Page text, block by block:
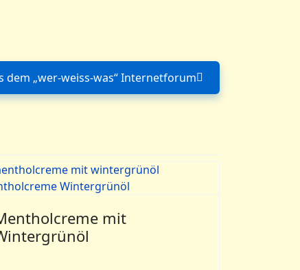
Nächster Beitrag: Sauerstoffwasser – Dialog aus
dem „wer-weiss-was“ Internetforum
mit